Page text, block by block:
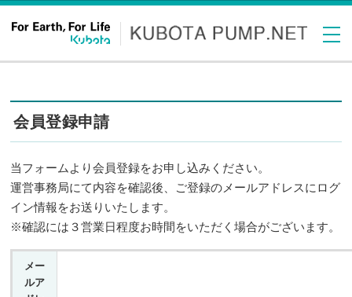
会員登録申請
当フォームより会員登録をお申し込みください。
運営事務局にて内容を確認後、ご登録のメールアドレスにログ
イン情報をお送りいたします。
※確認には３営業日程度お時間をいただく場合がございます。
メー
ルア